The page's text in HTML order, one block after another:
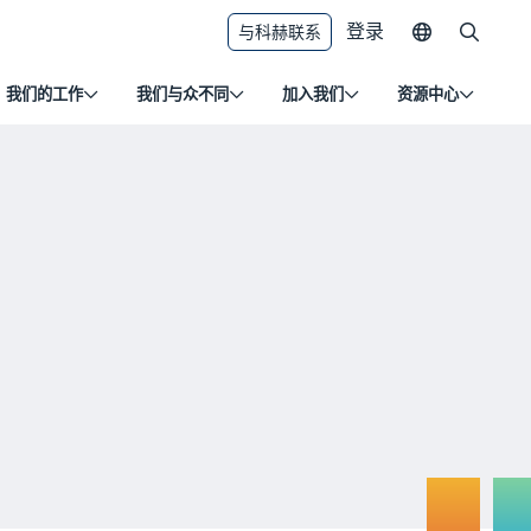
我们的工作 我们与众不同 加入我们 资源中心
与科赫联系 登录